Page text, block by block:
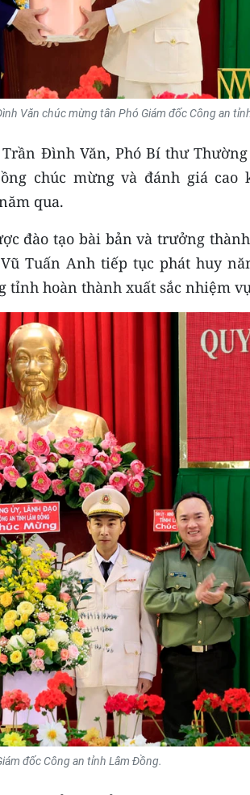
Văn chúc mừng tân Phó Giám đốc Công an
Đình Văn, Phó Bí thư
chúc mừng và đánh giá cao
qua.
đào tạo bài bản và trưởng
Tuấn Anh tiếp tục phát huy
tỉnh hoàn thành xuất sắc nhiệm
đốc Công an tỉnh Lâm Đồng.